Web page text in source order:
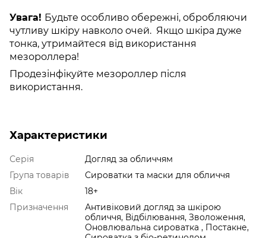
Увага! Будьте особливо обережні, обробляючи
чутливу шкіру навколо очей. Якщо шкіра дуже
тонка, утримайтеся від використання
мезороллера!
Продезінфікуйте мезороллер після
використання.
Характеристики
Серія
Догляд за обличчям
Група товарів
Сироватки та маски для обличчя
Вік
18+
Призначення
Антивіковий догляд за шкірою
обличчя, Відбілювання, Зволоження,
Оновлювальна сироватка , Постакне,